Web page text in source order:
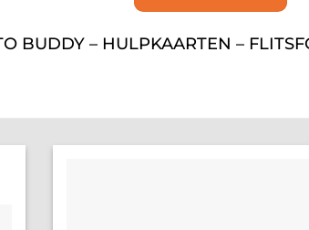
BUDDY – HULPKAARTEN –